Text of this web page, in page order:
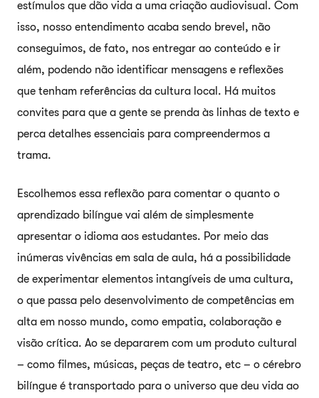
estímulos que dão vida a uma criação audiovisual. Com
isso, nosso entendimento acaba sendo brevel, não
conseguimos, de fato, nos entregar ao conteúdo e ir
além, podendo não identificar mensagens e reflexões
que tenham referências da cultura local. Há muitos
convites para que a gente se prenda às linhas de texto e
perca detalhes essenciais para compreendermos a
trama.
Escolhemos essa reflexão para comentar o quanto o
aprendizado bilíngue vai além de simplesmente
apresentar o idioma aos estudantes. Por meio das
inúmeras vivências em sala de aula, há a possibilidade
de experimentar elementos intangíveis de uma cultura,
o que passa pelo desenvolvimento de competências em
alta em nosso mundo, como empatia, colaboração e
visão crítica. Ao se depararem com um produto cultural
– como filmes, músicas, peças de teatro, etc – o cérebro
bilíngue é transportado para o universo que deu vida ao